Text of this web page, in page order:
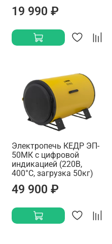
19 990 ₽
Электропечь КЕДР ЭП-
50МК с цифровой
индикацией (220В,
400°C, загрузка 50кг)
49 900 ₽